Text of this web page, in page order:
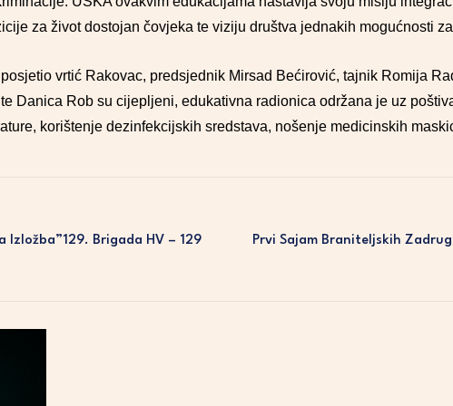
za život dostojan čovjeka te viziju društva jednakih mogućnosti
vrtić Rakovac, predsjednik Mirsad Bećirović, tajnik Romija
Danica Rob su cijepljeni, edukativna radionica održana je uz
korištenje dezinfekcijskih sredstava, nošenje medicinskih
Izložba”129. Brigada HV – 129
Prvi Sajam Braniteljskih